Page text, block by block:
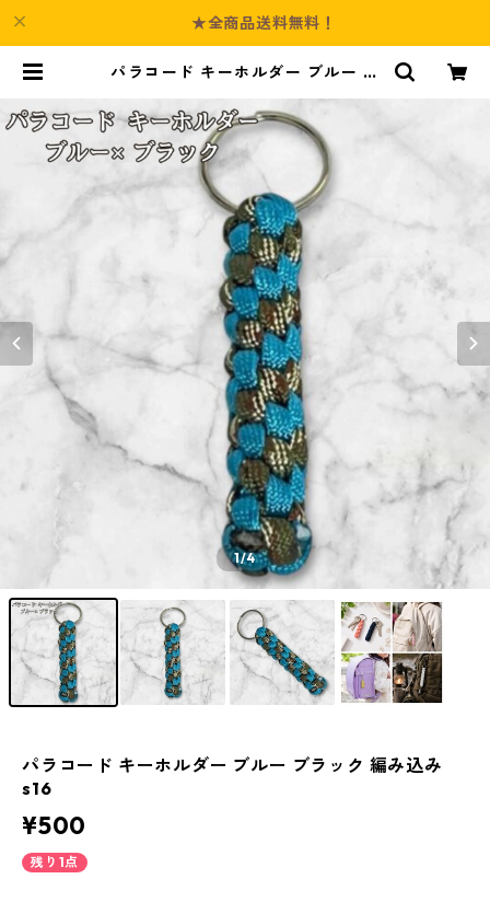
★全商品送料無料！
パラコード キーホルダー ブルー ブ
oth
1/4
パラコード キーホルダー ブルー ブラック 編み込み
s16
¥500
残り1点